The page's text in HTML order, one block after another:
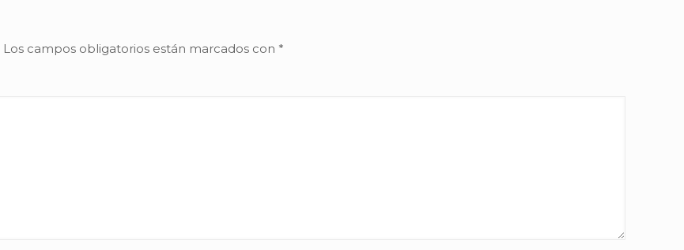
Los campos obligatorios están marcados con *